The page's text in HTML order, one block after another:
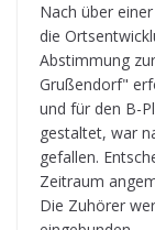
Nach über
die
Abstim­mung
Gru­ßen­dorf"
und für den B-
gestal­tet, war
gefal­len.
Zeit­raum
Die Zuhö­rer